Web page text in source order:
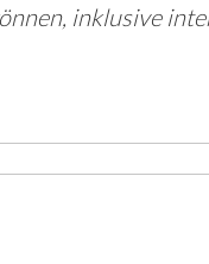
inklusive